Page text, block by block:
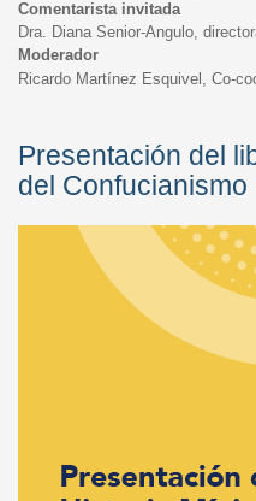
Comentarista invitada
Dra. Diana Senior-Angulo,
Moderador
Ricardo Martínez Esquivel, Co-
Presentación del
del Confucianismo